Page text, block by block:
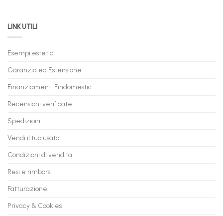
anche
a
in
con
LINK UTILI
Esempi estetici
Garanzia ed Estensione
Finanziamenti Findomestic
Recensioni verificate
Spedizioni
Vendi il tuo usato
Condizioni di vendita
Resi e rimborsi
Fatturazione
Privacy & Cookies